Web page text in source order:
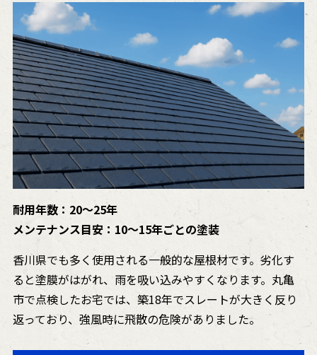
耐用年数：20〜25年
メンテナンス目安：10〜15年ごとの塗装
香川県でも多く使用される一般的な屋根材です。劣化す
ると塗膜がはがれ、雨を吸い込みやすくなります。丸亀
市で点検したお宅では、築18年でスレートが大きく反り
返っており、強風時に飛散の危険がありました。